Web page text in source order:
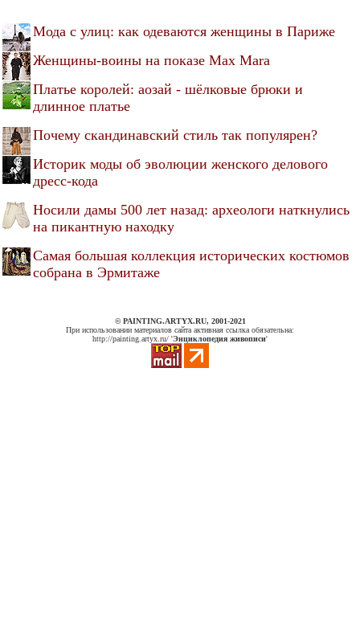
Мода с улиц: как одеваются женщины в Париже
Женщины-воины на показе Max Mara
Платье королей: аозай - шёлковые брюки и
длинное платье
Почему скандинавский стиль так популярен?
Историк моды об эволюции женского делового
дресс-кода
Носили дамы 500 лет назад: археологи наткнулись
на пикантную находку
Самая большая коллекция исторических костюмов
собрана в Эрмитаже
© PAINTING.ARTYX.RU, 2001-2021
При использовании материалов сайта активная ссылка обязательна:
http://painting.artyx.ru/ 'Энциклопедия живописи'